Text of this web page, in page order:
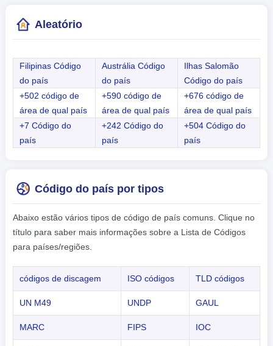
Aleatório
Filipinas Código
do país
Austrália Código
do país
Ilhas Salomão
Código do país
+502 código de
área de qual país
+590 código de
área de qual país
+676 código de
área de qual país
+7 Código do
país
+242 Código do
país
+504 Código do
país
Código do país por tipos
Abaixo estão vários tipos de código de país comuns. Clique no
título para saber mais informações sobre a Lista de Códigos
para países/regiões.
códigos de discagem ISO códigos TLD códigos
UN M49 UNDP GAUL
MARC FIPS IOC